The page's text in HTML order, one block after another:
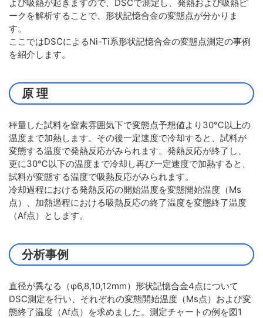
よび吸熱が起きますので、DSCで測定し、発熱および吸熱ピ
ークを解析することで、形状記憶合金の変態点が分かりま
す。
ここではDSCによるNi-Ti系形状記憶合金の変態点測定の事例
を紹介します。
原 理
秤量した試料を窒素雰囲気下で変態点予想値より30℃以上の
温度まで加熱します。その後一定速度で冷却すると、試料が
変態する温度で発熱反応がみられます。発熱反応が終了し、
更に30℃以下の温度まで冷却し再び一定速度で加熱すると、
試料が変態する温度で吸熱反応がみられます。
冷却過程における発熱反応の開始温度を変態開始温度（Ms
点）、加熱過程における吸熱反応の終了温度を変態終了温度
（Af点）とします。
分析事例
直径が異なる（φ6,8,10,12mm）形状記憶合金4点について
DSC測定を行い、それぞれの変態開始温度（Ms点）および変
態終了温度（Af点）を求めました。測定チャートの例を図1